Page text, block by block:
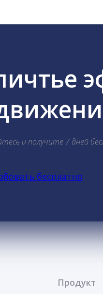
и получите 7 дней
бесплатно
Продукт